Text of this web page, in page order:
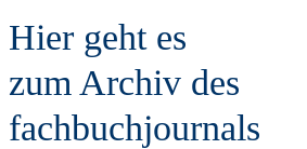
Hier geht es
zum Archiv des
fachbuchjournals